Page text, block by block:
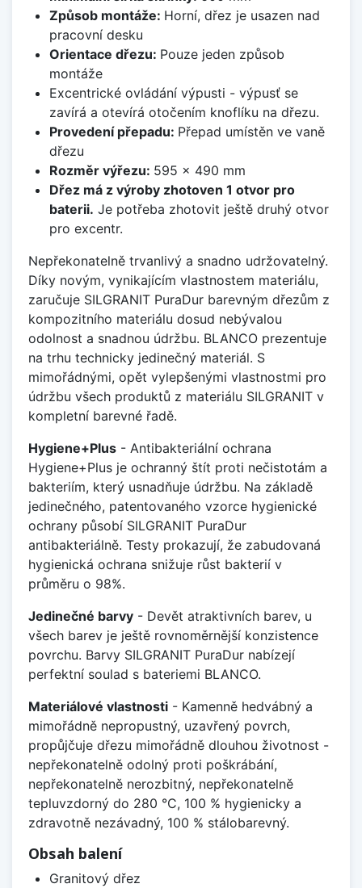
Způsob montáže: Horní, dřez je usazen nad
pracovní desku
Orientace dřezu: Pouze jeden způsob
montáže
Excentrické ovládání výpusti - výpusť se
zavírá a otevírá otočením knoflíku na dřezu.
Provedení přepadu: Přepad umístěn ve vaně
dřezu
Rozměr výřezu: 595 x 490 mm
Dřez má z výroby zhotoven 1 otvor pro
baterii. Je potřeba zhotovit ještě druhý otvor
pro excentr.
Nepřekonatelně trvanlivý a snadno udržovatelný.
Díky novým, vynikajícím vlastnostem materiálu,
zaručuje SILGRANIT PuraDur barevným dřezům z
kompozitního materiálu dosud nebývalou
odolnost a snadnou údržbu. BLANCO prezentuje
na trhu technicky jedinečný materiál. S
mimořádnými, opět vylepšenými vlastnostmi pro
údržbu všech produktů z materiálu SILGRANIT v
kompletní barevné řadě.
Hygiene+Plus - Antibakteriální ochrana
Hygiene+Plus je ochranný štít proti nečistotám a
bakteriím, který usnadňuje údržbu. Na základě
jedinečného, patentovaného vzorce hygienické
ochrany působí SILGRANIT PuraDur
antibakteriálně. Testy prokazují, že zabudovaná
hygienická ochrana snižuje růst bakterií v
průměru o 98%.
Jedinečné barvy - Devět atraktivních barev, u
všech barev je ještě rovnoměrnější konzistence
povrchu. Barvy SILGRANIT PuraDur nabízejí
perfektní soulad s bateriemi BLANCO.
Materiálové vlastnosti - Kamenně hedvábný a
mimořádně nepropustný, uzavřený povrch,
propůjčuje dřezu mimořádně dlouhou životnost -
nepřekonatelně odolný proti poškrábání,
nepřekonatelně nerozbitný, nepřekonatelně
tepluvzdorný do 280 °C, 100 % hygienicky a
zdravotně nezávadný, 100 % stálobarevný.
Obsah balení
Granitový dřez